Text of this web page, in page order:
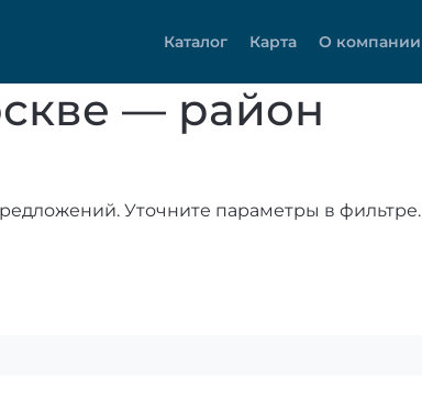
Каталог Карта О компании
— район
Уточните параметры в фильтре.